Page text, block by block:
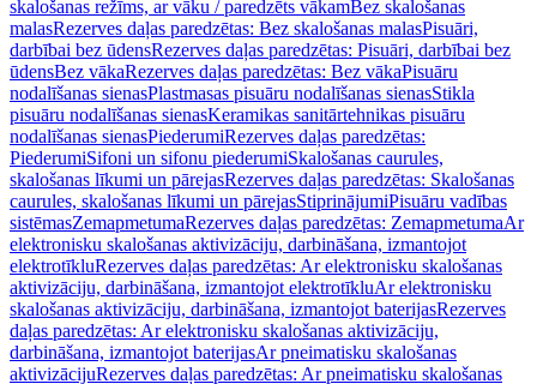
skalošanas režīms, ar vāku / paredzēts vākamBez skalošanas
malasRezerves daļas paredzētas: Bez skalošanas malasPisuāri,
darbībai bez ūdensRezerves daļas paredzētas: Pisuāri, darbībai bez
ūdensBez vākaRezerves daļas paredzētas: Bez vākaPisuāru
nodalīšanas sienasPlastmasas pisuāru nodalīšanas sienasStikla
pisuāru nodalīšanas sienasKeramikas sanitārtehnikas pisuāru
nodalīšanas sienasPiederumiRezerves daļas paredzētas:
PiederumiSifoni un sifonu piederumiSkalošanas caurules,
skalošanas līkumi un pārejasRezerves daļas paredzētas: Skalošanas
caurules, skalošanas līkumi un pārejasStiprinājumiPisuāru vadības
sistēmasZemapmetumaRezerves daļas paredzētas: ZemapmetumaAr
elektronisku skalošanas aktivizāciju, darbināšana, izmantojot
elektrotīkluRezerves daļas paredzētas: Ar elektronisku skalošanas
aktivizāciju, darbināšana, izmantojot elektrotīkluAr elektronisku
skalošanas aktivizāciju, darbināšana, izmantojot baterijasRezerves
daļas paredzētas: Ar elektronisku skalošanas aktivizāciju,
darbināšana, izmantojot baterijasAr pneimatisku skalošanas
aktivizācijuRezerves daļas paredzētas: Ar pneimatisku skalošanas